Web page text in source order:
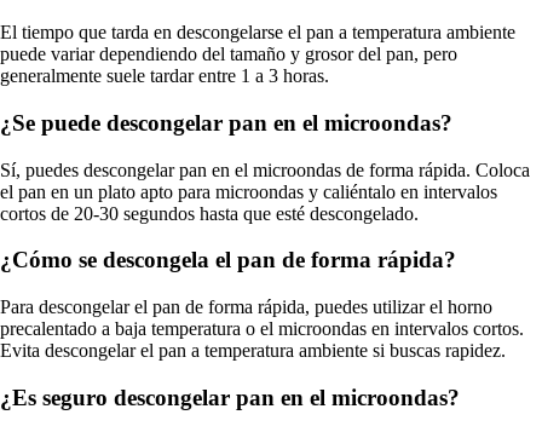
El tiempo que tarda en descongelarse el pan a temperatura ambiente
puede variar dependiendo del tamaño y grosor del pan, pero
generalmente suele tardar entre 1 a 3 horas.
¿Se puede descongelar pan en el microondas?
Sí, puedes descongelar pan en el microondas de forma rápida. Coloca
el pan en un plato apto para microondas y caliéntalo en intervalos
cortos de 20-30 segundos hasta que esté descongelado.
¿Cómo se descongela el pan de forma rápida?
Para descongelar el pan de forma rápida, puedes utilizar el horno
precalentado a baja temperatura o el microondas en intervalos cortos.
Evita descongelar el pan a temperatura ambiente si buscas rapidez.
¿Es seguro descongelar pan en el microondas?